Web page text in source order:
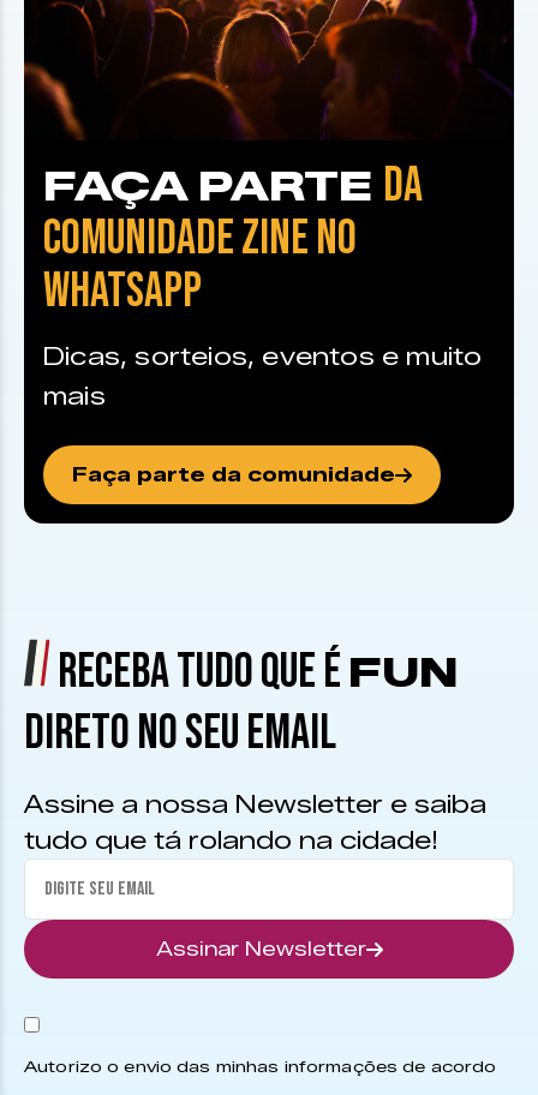
FAÇA PARTE DA
COMUNIDADE ZINE NO
WHATSAPP
Dicas, sorteios, eventos e muito
mais
Faça parte da comunidade
RECEBA TUDO QUE É FUN
DIRETO NO SEU EMAIL
Assine a nossa Newsletter e saiba
tudo que tá rolando na cidade!
Assinar Newsletter
Autorizo o envio das minhas informações de acordo